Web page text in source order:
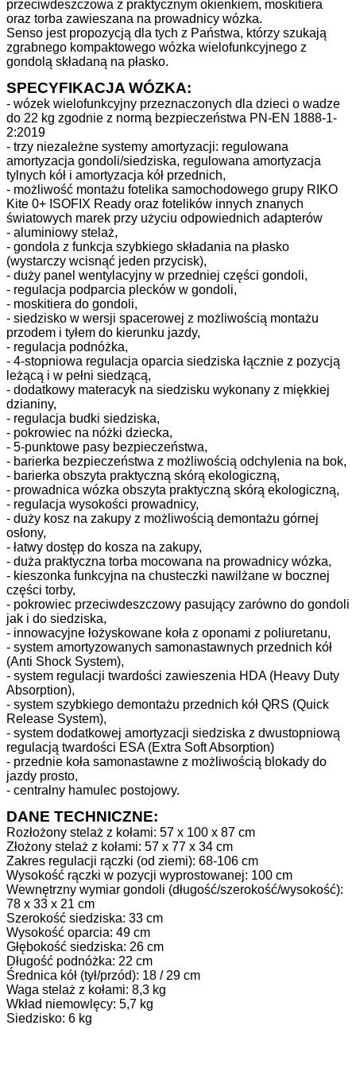
przeciwdeszczowa z praktycznym okienkiem, moskitiera
oraz torba zawieszana na prowadnicy wózka.
Senso jest propozycją dla tych z Państwa, którzy szukają
zgrabnego kompaktowego wózka wielofunkcyjnego z
gondolą składaną na płasko.
SPECYFIKACJA WÓZKA:
- wózek wielofunkcyjny przeznaczonych dla dzieci o wadze
do 22 kg zgodnie z normą bezpieczeństwa PN-EN 1888-1-
2:2019
- trzy niezależne systemy amortyzacji: regulowana
amortyzacja gondoli/siedziska, regulowana amortyzacja
tylnych kół i amortyzacja kół przednich,
- możliwość montażu fotelika samochodowego grupy RIKO
Kite 0+ ISOFIX Ready oraz fotelików innych znanych
światowych marek przy użyciu odpowiednich adapterów
- aluminiowy stelaż,
- gondola z funkcja szybkiego składania na płasko
(wystarczy wcisnąć jeden przycisk),
- duży panel wentylacyjny w przedniej części gondoli,
- regulacja podparcia plecków w gondoli,
- moskitiera do gondoli,
- siedzisko w wersji spacerowej z możliwością montażu
przodem i tyłem do kierunku jazdy,
- regulacja podnóżka,
- 4-stopniowa regulacja oparcia siedziska łącznie z pozycją
leżącą i w pełni siedzącą,
- dodatkowy materacyk na siedzisku wykonany z miękkiej
dzianiny,
- regulacja budki siedziska,
- pokrowiec na nóżki dziecka,
- 5-punktowe pasy bezpieczeństwa,
- barierka bezpieczeństwa z możliwością odchylenia na bok,
- barierka obszyta praktyczną skórą ekologiczną,
- prowadnica wózka obszyta praktyczną skórą ekologiczną,
- regulacja wysokości prowadnicy,
- duży kosz na zakupy z możliwością demontażu górnej
osłony,
- łatwy dostęp do kosza na zakupy,
- duża praktyczna torba mocowana na prowadnicy wózka,
- kieszonka funkcyjna na chusteczki nawilżane w bocznej
części torby,
- pokrowiec przeciwdeszczowy pasujący zarówno do gondoli
jak i do siedziska,
- innowacyjne łożyskowane koła z oponami z poliuretanu,
- system amortyzowanych samonastawnych przednich kół
(Anti Shock System),
- system regulacji twardości zawieszenia HDA (Heavy Duty
Absorption),
- system szybkiego demontażu przednich kół QRS (Quick
Release System),
- system dodatkowej amortyzacji siedziska z dwustopniową
regulacją twardości ESA (Extra Soft Absorption)
- przednie koła samonastawne z możliwością blokady do
jazdy prosto,
- centralny hamulec postojowy.
DANE TECHNICZNE:
Rozłożony stelaż z kołami: 57 x 100 x 87 cm
Złożony stelaż z kołami: 57 x 77 x 34 cm
Zakres regulacji rączki (od ziemi): 68-106 cm
Wysokość rączki w pozycji wyprostowanej: 100 cm
Wewnętrzny wymiar gondoli (długość/szerokość/wysokość):
78 x 33 x 21 cm
Szerokość siedziska: 33 cm
Wysokość oparcia: 49 cm
Głębokość siedziska: 26 cm
Długość podnóżka: 22 cm
Średnica kół (tył/przód): 18 / 29 cm
Waga stelaż z kołami: 8,3 kg
Wkład niemowlęcy: 5,7 kg
Siedzisko: 6 kg